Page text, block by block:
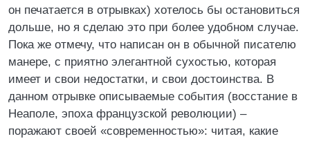
он печатается в отрывках) хотелось бы остановиться
дольше, но я сделаю это при более удобном случае.
Пока же отмечу, что написан он в обычной писателю
манере, с приятно элегантной сухостью, которая
имеет и свои недостатки, и свои достоинства. В
данном отрывке описываемые события (восстание в
Неаполе, эпоха французской революции) –
поражают своей «современностью»: читая, какие